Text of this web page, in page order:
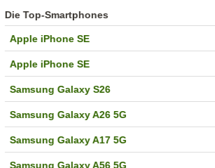
Die Top-Smartphones
Apple iPhone SE
Apple iPhone SE
Samsung Galaxy S26
Samsung Galaxy A26 5G
Samsung Galaxy A17 5G
Samsung Galaxy A56 5G